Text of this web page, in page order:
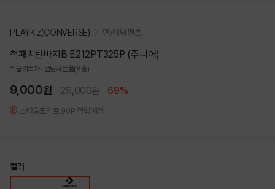
PLAYKIZ(CONVERSE) 면/데님팬츠
척패치반바지B E212PT325P (주니어)
위클리특가+랜덤사은품(8종)
9,000원 29,000원 69%
스타일포인트 90P 적립예정
컬러